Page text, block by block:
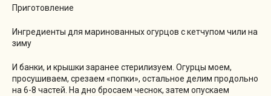
Приготовление
Ингредиенты для маринованных огурцов с кетчупом чили на
зиму
И банки, и крышки заранее стерилизуем. Огурцы моем,
просушиваем, срезаем «попки», остальное делим продольно
на 6-8 частей. На дно бросаем чеснок, затем опускаем